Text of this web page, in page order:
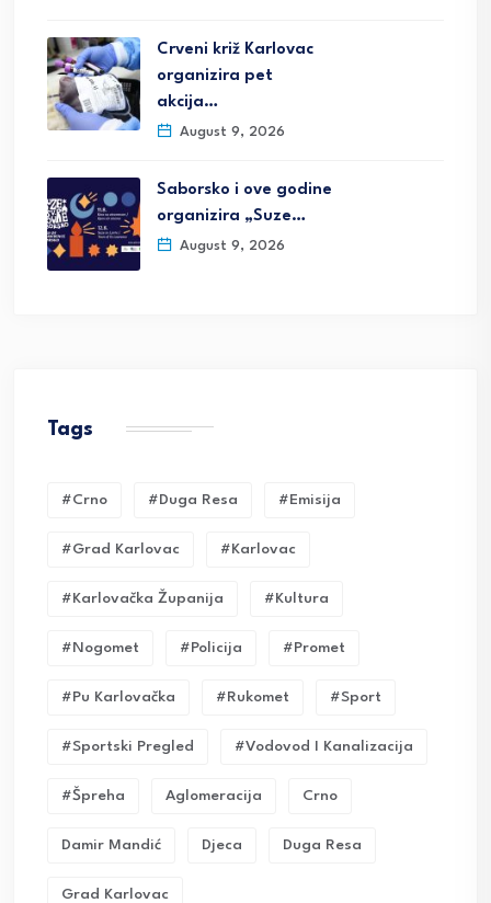
Crveni križ Karlovac
organizira pet
akcija…
August 9, 2026
Saborsko i ove godine
organizira „Suze…
August 9, 2026
Tags
#crno #duga Resa #emisija
#grad Karlovac #karlovac
#karlovačka Županija #kultura
#nogomet #policija #promet
#pu Karlovačka #rukomet #sport
#sportski Pregled #vodovod I Kanalizacija
#Špreha Aglomeracija Crno
Damir Mandić Djeca Duga Resa
Grad Karlovac